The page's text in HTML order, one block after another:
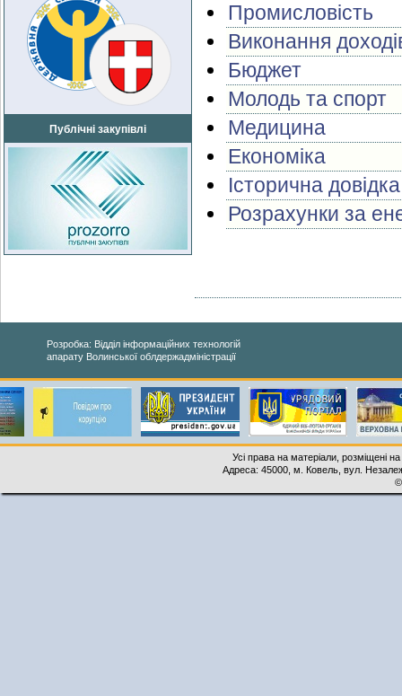
Публічні закупівлі
Промисловість
Виконання
Бюджет
Молодь та спорт
Медицина
Економіка
Історична довідка
Розрахунки за
Розробка: Відділ інформаційних технологій
апарату Волинської облдержадміністрації
Усі права на матеріали, розміщені
Адреса: 45000, м. Ковель, вул.